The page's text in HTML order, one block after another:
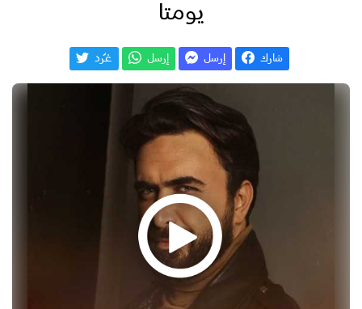
يومتا
شارك إرسل إرسل غـّرد